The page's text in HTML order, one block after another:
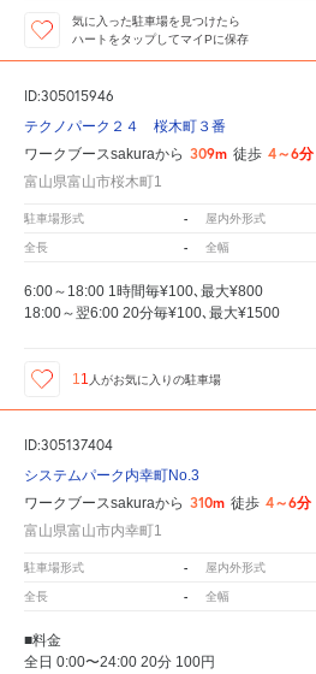
気に入った駐車場を見つけたら
ハートをタップしてマイPに保存
ID:305015946
テクノパーク２４ 桜木町３番
ワークブースsakuraから 309m 徒歩 4～6分
富山県富山市桜木町1
駐車場形式 - 屋内外形式
全長 - 全幅
6:00～18:00 1時間毎¥100､最大¥800
18:00～翌6:00 20分毎¥100､最大¥1500
11 人がお気に入りの駐車場
ID:305137404
システムパーク内幸町No.3
ワークブースsakuraから 310m 徒歩 4～6分
富山県富山市内幸町1
駐車場形式 - 屋内外形式
全長 - 全幅
■料金
全日 0:00〜24:00 20分 100円